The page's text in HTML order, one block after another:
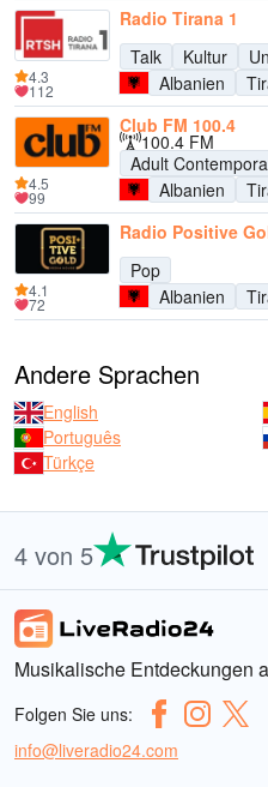
Radio Tirana 1
Talk
Kultur
Albanien
4.3
112
Club FM 100.4
100.4 FM
Adult
Albanien
4.5
99
Radio Positive
Pop
Albanien
4.1
72
Andere Sprachen
English
Português
Türkçe
4 von 5
Musikalische Entdeckungen
Folgen Sie uns:
info@liveradio24.com